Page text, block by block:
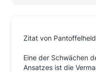
Zitat von Pantoffelheld
Eine der Schwächen
Ansatzes ist die